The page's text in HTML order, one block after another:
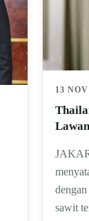
13 NOV
sawit